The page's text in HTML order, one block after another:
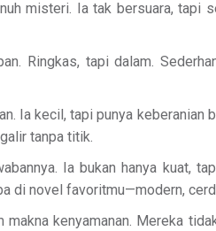
misteri. Ia tak bersuara,
Ringkas, tapi dalam.
Ia kecil, tapi punya keberanian
tanpa titik.
Ia bukan hanya kuat,
di novel favoritmu—modern,
kenyamanan. Mereka